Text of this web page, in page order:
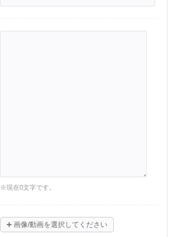
※現在0文字です。
➕ 画像/動画を選択してください